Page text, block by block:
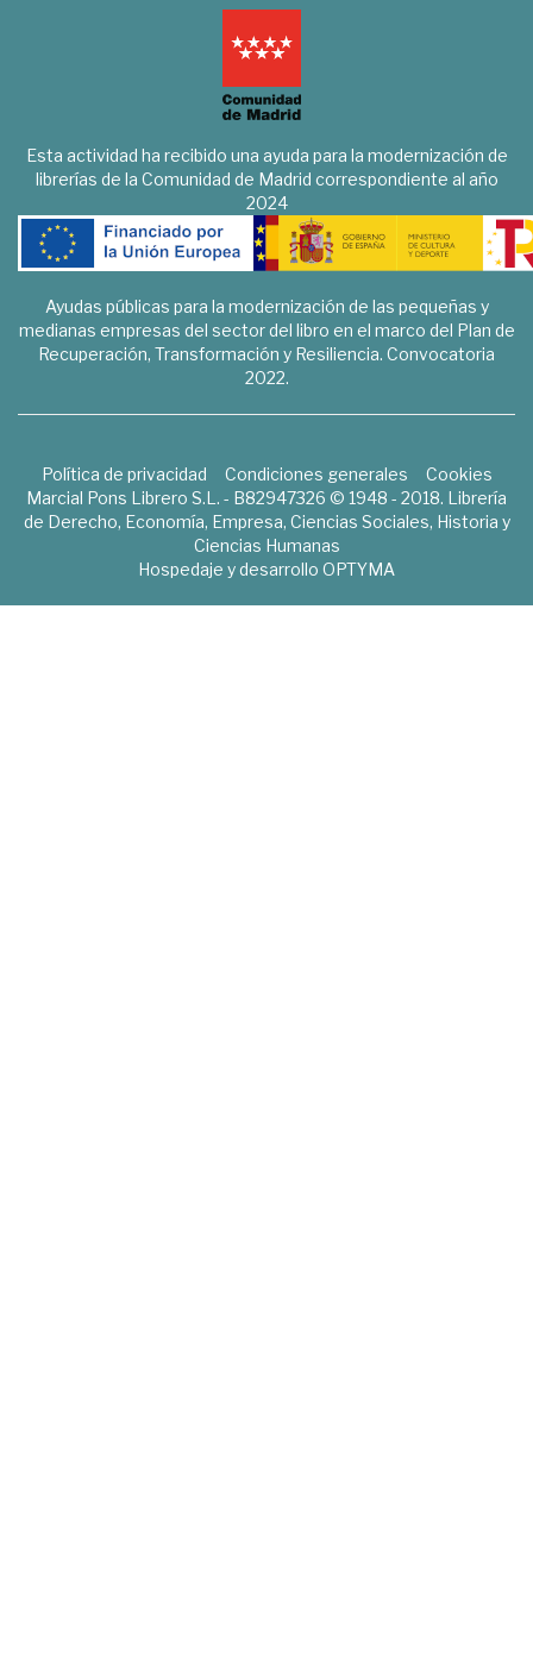
Esta actividad ha recibido una ayuda para la modernización de
librerías de la Comunidad de Madrid correspondiente al año
2024
Ayudas públicas para la modernización de las pequeñas y
medianas empresas del sector del libro en el marco del Plan de
Recuperación, Transformación y Resiliencia. Convocatoria
2022.
Política de privacidad Condiciones generales
Cookies
Marcial Pons Librero S.L. - B82947326 © 1948 - 2018. Librería
de Derecho, Economía, Empresa, Ciencias Sociales, Historia y
Ciencias Humanas
Hospedaje y desarrollo OPTYMA